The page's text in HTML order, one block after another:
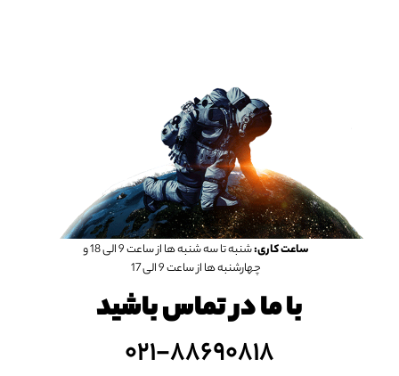
ساعت کاری:شنبه تا سه شنبه ها از ساعت 9 الی 18 و
چهارشنبه ها از ساعت 9 الی 17
با ما در تماس باشید
۰۲۱-۸۸۶۹۰۸۱۸